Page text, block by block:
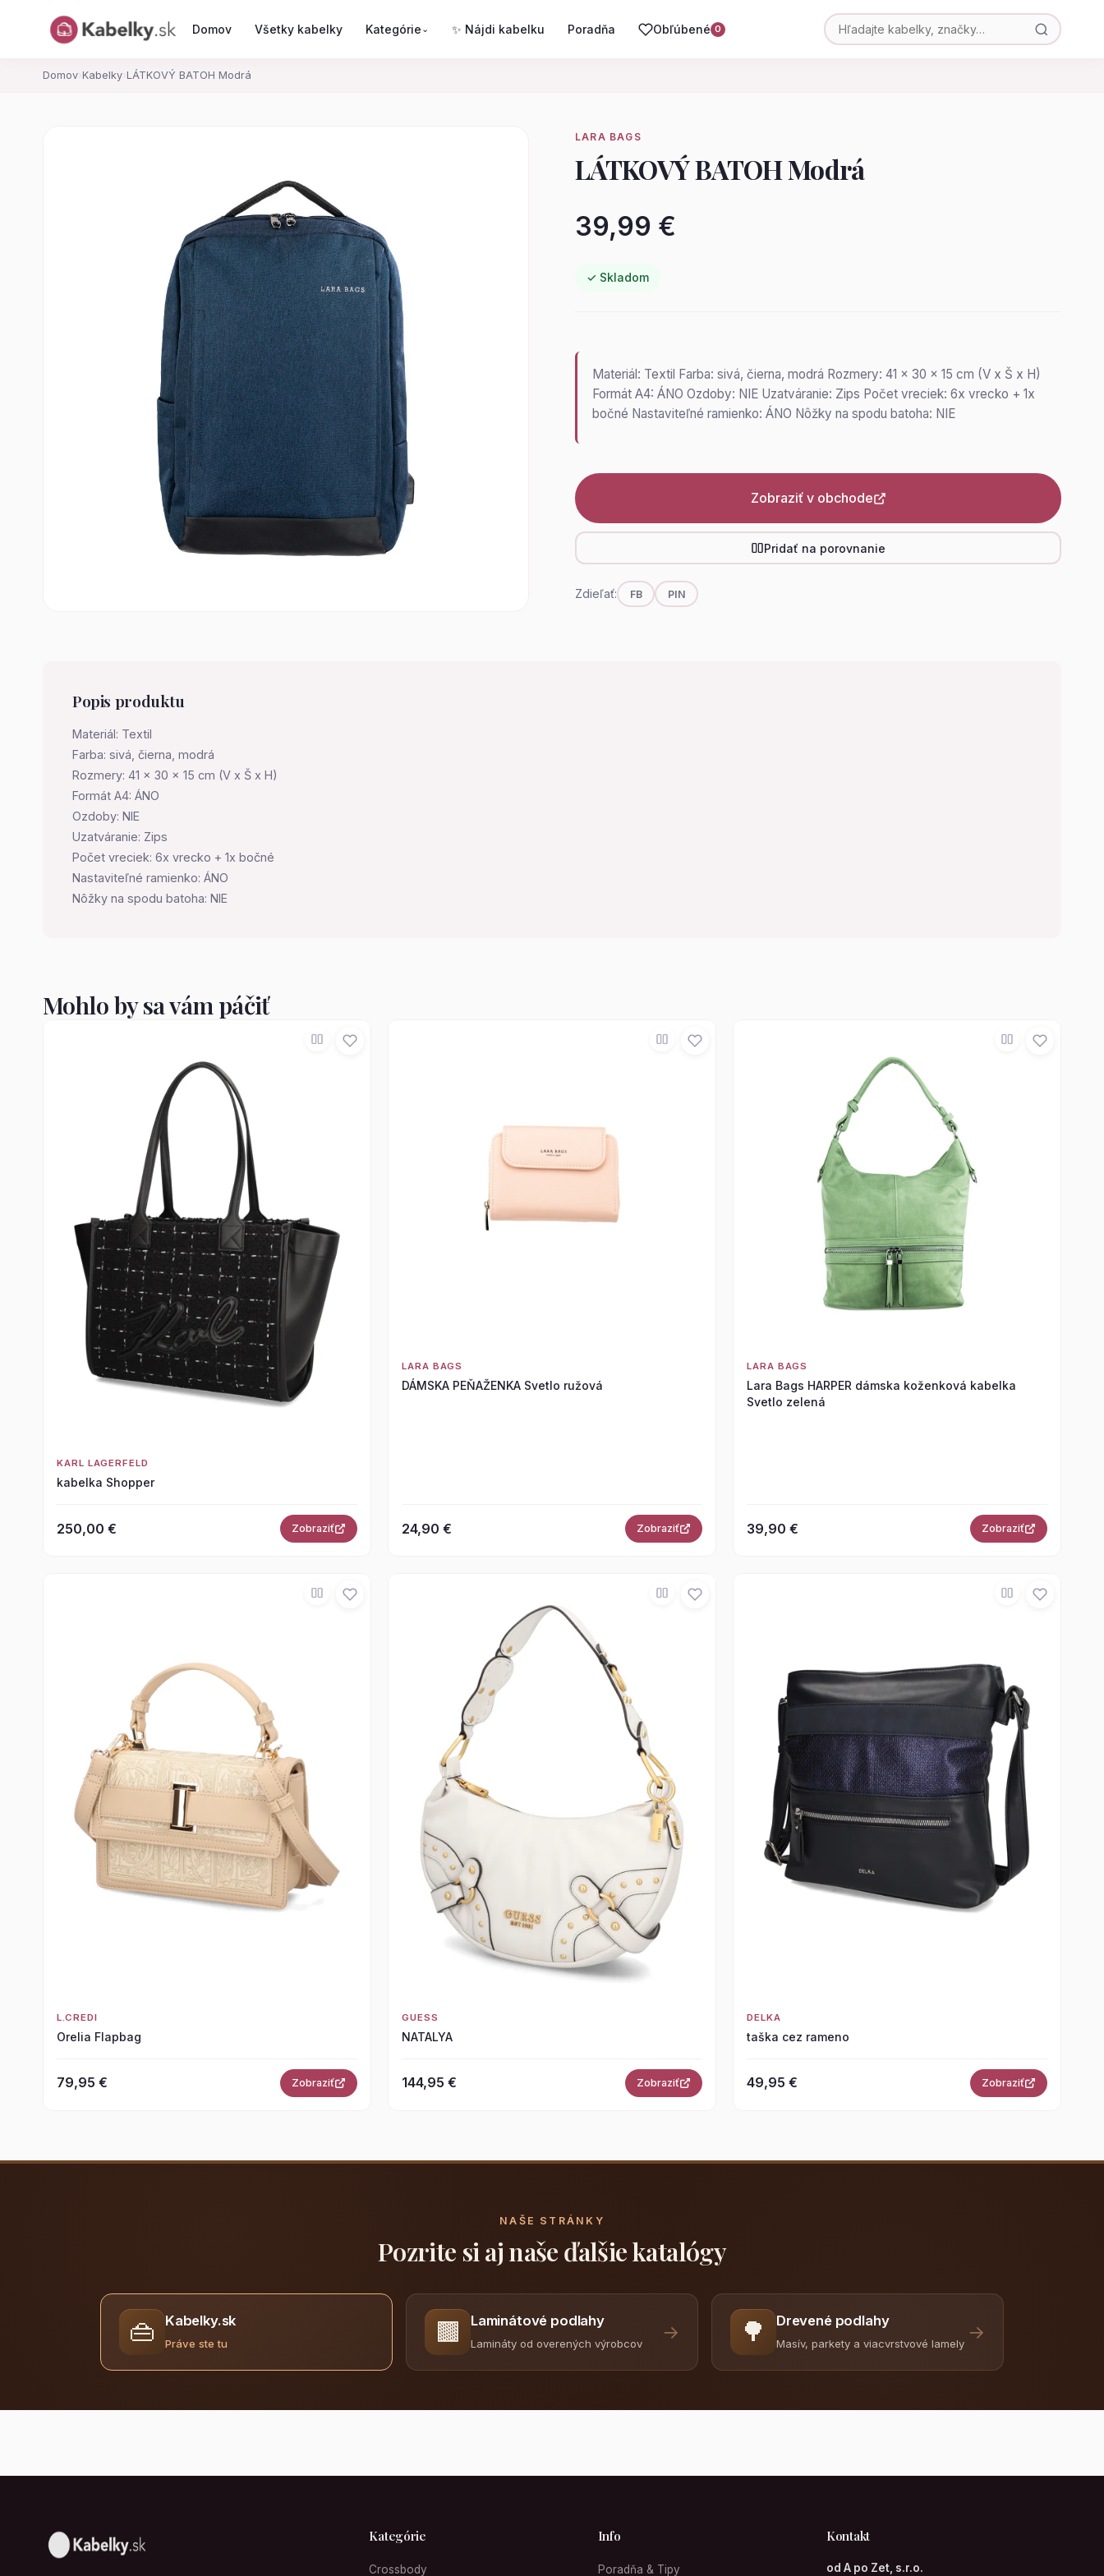
Domov Všetky kabelky Kategórie ⌄ ✨ Nájdi kabelku Poradňa Obľúbené 0
Domov› Kabelky› LÁTKOVÝ BATOH Modrá
LARA BAGS
LÁTKOVÝ BATOH Modrá
39,99 €
✓ Skladom
Materiál: Textil Farba: sivá, čierna, modrá Rozmery: 41 x 30 x 15 cm (V x Š x H)
Formát A4: ÁNO Ozdoby: NIE Uzatváranie: Zips Počet vreciek: 6x vrecko + 1x
bočné Nastaviteľné ramienko: ÁNO Nôžky na spodu batoha: NIE
Zobraziť v obchode
Pridať na porovnanie
Zdieľať: FB PIN
Popis produktu
Materiál: Textil
Farba: sivá, čierna, modrá
Rozmery: 41 x 30 x 15 cm (V x Š x H)
Formát A4: ÁNO
Ozdoby: NIE
Uzatváranie: Zips
Počet vreciek: 6x vrecko + 1x bočné
Nastaviteľné ramienko: ÁNO
Nôžky na spodu batoha: NIE
Mohlo by sa vám páčiť
KARL LAGERFELD
kabelka Shopper
250,00 € Zobraziť
LARA BAGS
DÁMSKA PEŇAŽENKA Svetlo ružová
24,90 € Zobraziť
LARA BAGS
Lara Bags HARPER dámska koženková kabelka
Svetlo zelená
39,90 € Zobraziť
L.CREDI
Orelia Flapbag
79,95 € Zobraziť
GUESS
NATALYA
144,95 € Zobraziť
DELKA
taška cez rameno
49,95 € Zobraziť
NAŠE STRÁNKY
Pozrite si aj naše ďalšie katalógy
👜 Kabelky.sk
Práve ste tu 🟫 Laminátové podlahy
Lamináty od overených výrobcov
→ 🌳 Drevené podlahy
Masív, parkety a viacvrstvové lamely
→
Kategórie
Crossbody
Info
Poradňa & Tipy
Kontakt
od A po Zet, s.r.o.